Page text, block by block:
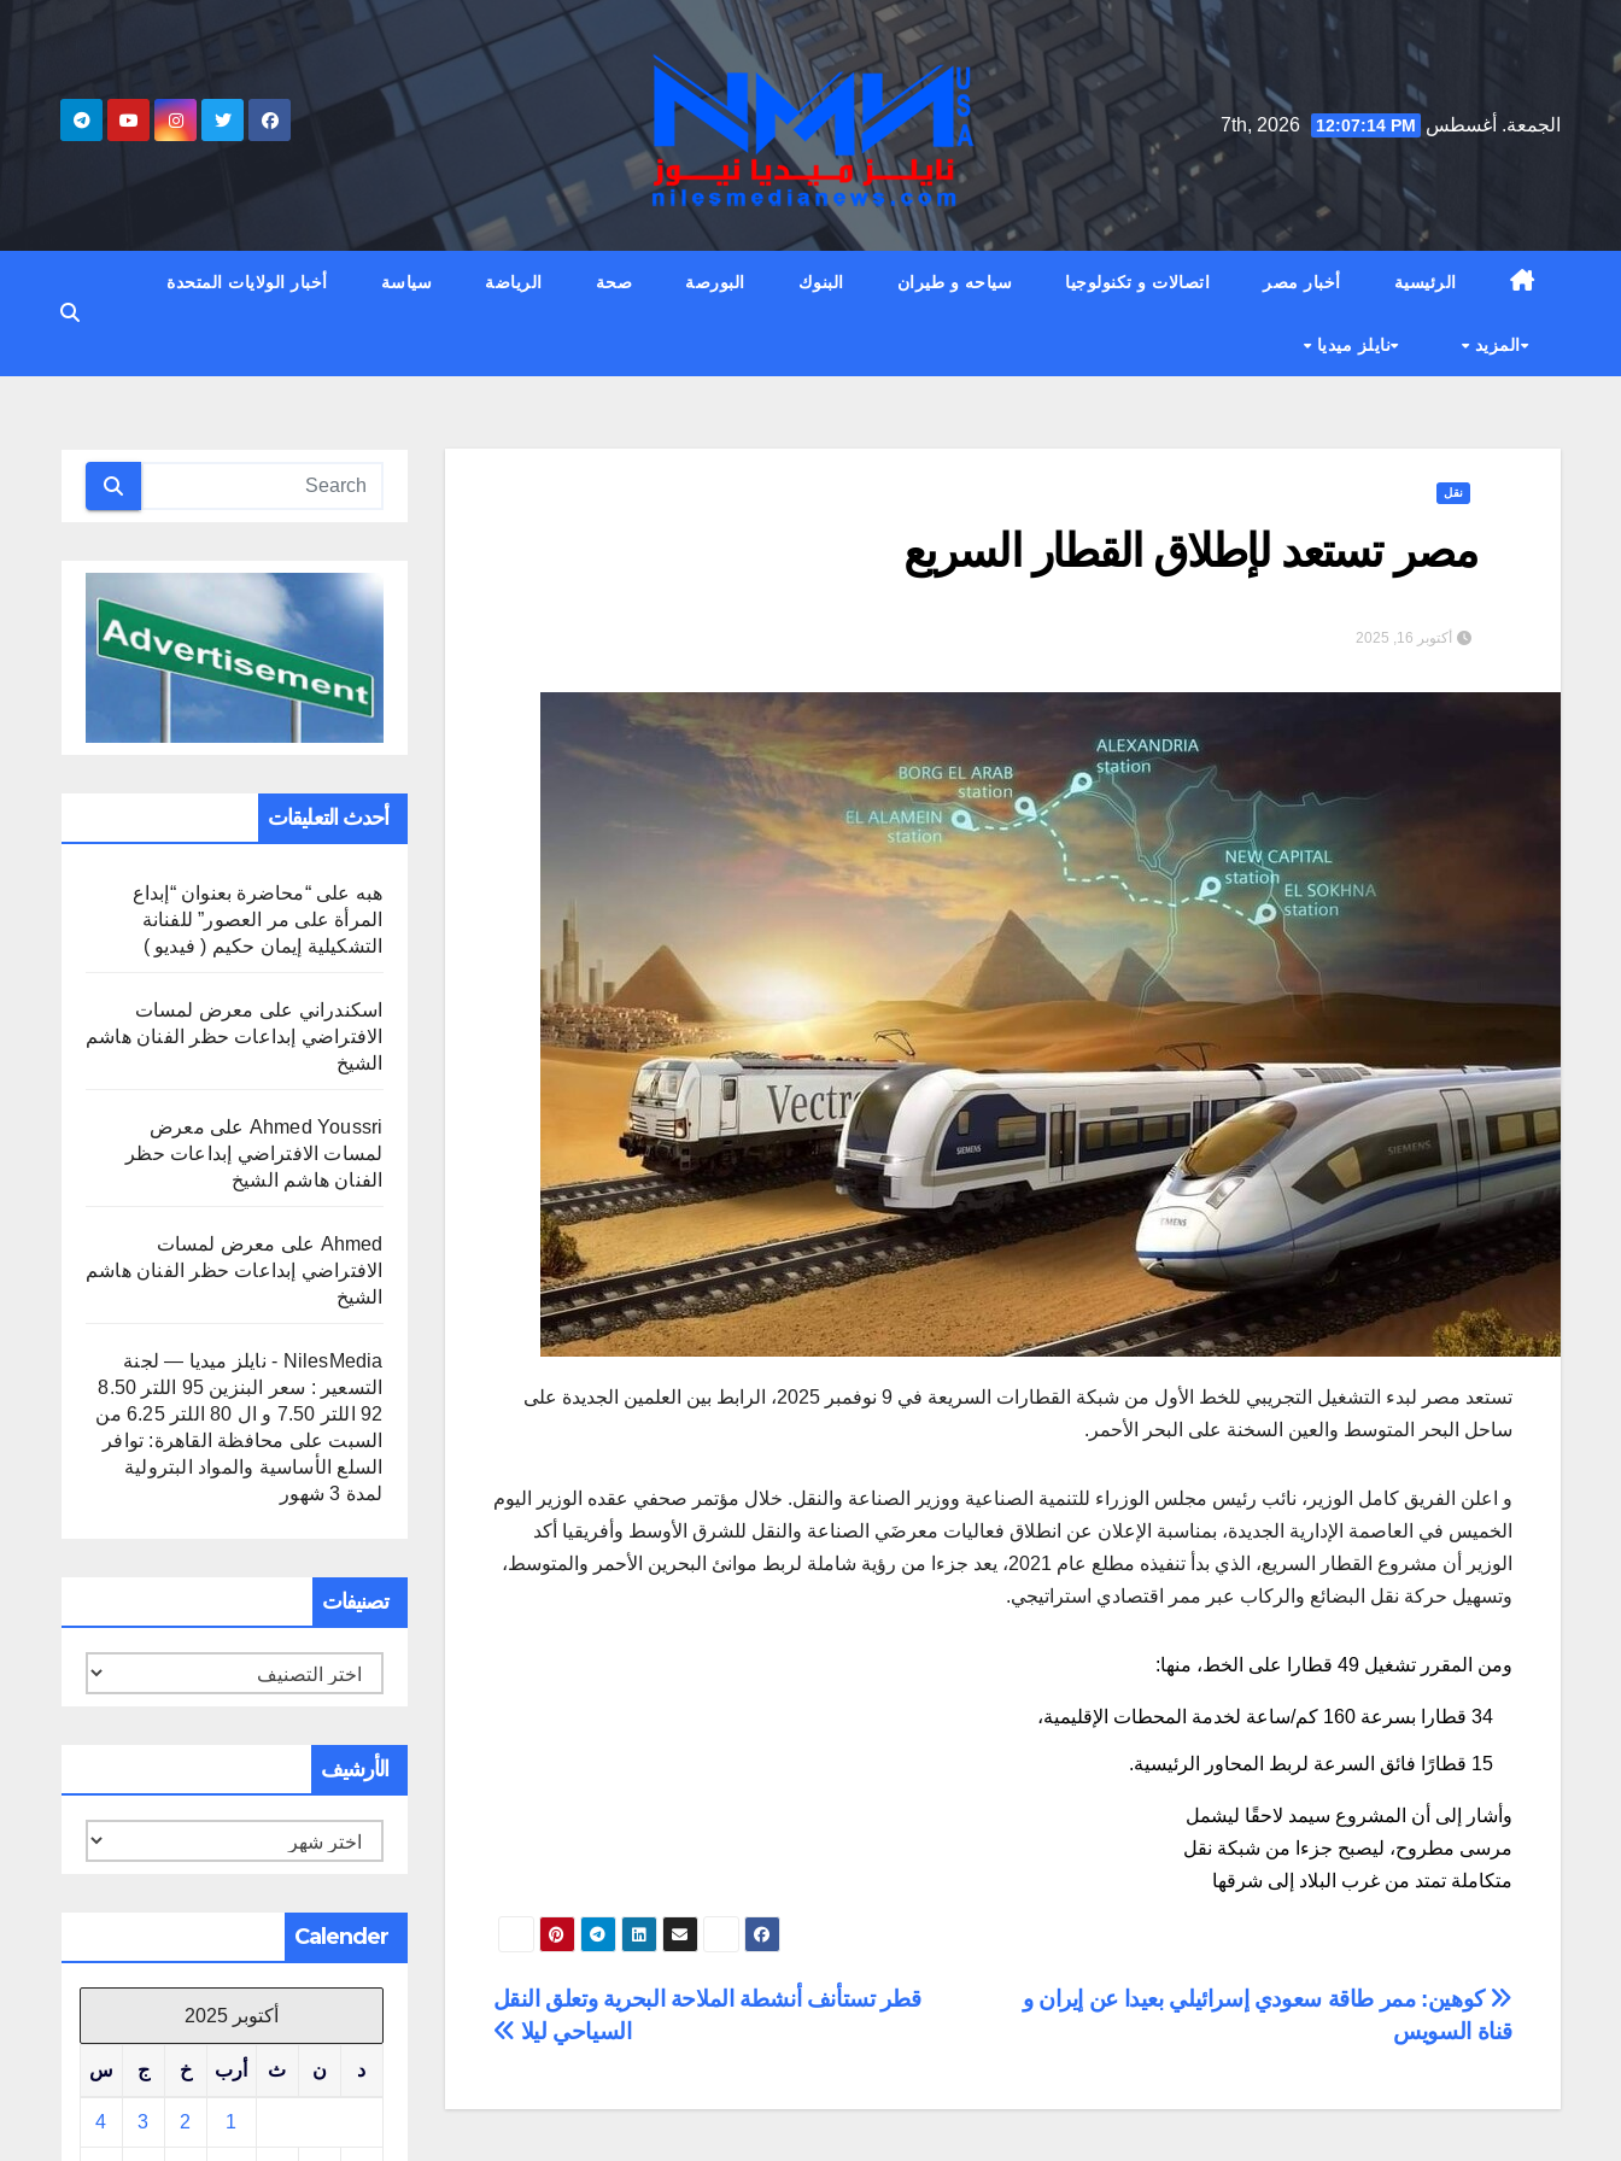
to
الجمعة. أغسطس 7th, 2026
12:07:15 PM
الرئيسية أخبار مصر اتصالات و تكنولوجيا سياحه و طيران البنوك البورصة صحة الرياضة سياسة أخبار الولايات المتحدة
المزيد نايلز ميديا
نقل
مصر تستعد لإطلاق القطار السريع
أكتوبر 16, 2025
تستعد مصر لبدء التشغيل التجريبي للخط الأول من شبكة القطارات السريعة في نوفمبر ، الرابط بين العلمين الجديدة على
ساحل البحر المتوسط والعين السخنة على البحر الأحمر .
و اعلن الفريق كامل الوزير، نائب رئيس مجلس الوزراء للتنمية الصناعية ووزير الصناعة والنقل. خلال مؤتمر صحفي عقده الوزير اليوم
الخميس في العاصمة الإدارية الجديدة، بمناسبة الإعلان عن انطلاق فعاليات معرضَي الصناعة والنقل للشرق الأوسط وأفريقيا أكد
الوزير أن مشروع القطار السريع، الذي بدأ تنفيذه مطلع عام 2021، يعد جزءا من رؤية شاملة لربط موانئ البحرين الأحمر والمتوسط،
وتسهيل حركة نقل البضائع والركاب عبر ممر اقتصادي استراتيجي.
ومن المقرر تشغيل 49 قطارا على الخط، منها:
34 قطارا بسرعة 160 كم/ساعة لخدمة المحطات الإقليمية،
15 قطارًا فائق السرعة لربط المحاور الرئيسية.
وأشار إلى أن المشروع سيمد لاحقًا ليشمل
مرسى مطروح، ليصبح جزءا من شبكة نقل
متكاملة تمتد من غرب البلاد إلى شرقها
تصفّح
المقالات
قطر تستأنف أنشطة الملاحة البحرية وتعلق النقل
السياحي ليلا
كوهين: ممر طاقة سعودي إسرائيلي بعيدا عن إيران و
قناة السويس
أحدث التعليقات
هبه على“محاضرة بعنوان “إبداع
المرأة على مر العصور” للفنانة
التشكيلية إيمان حكيم ( فيديو )
اسكندراني على معرض لمسات
الافتراضي إبداعات حظر الفنان هاشم
الشيخ
Ahmed Youssri على معرض
لمسات الافتراضي إبداعات حظر
الفنان هاشم الشيخ
Ahmed على معرض لمسات
الافتراضي إبداعات حظر الفنان هاشم
الشيخ
NilesMedia - نايلز ميديا — لجنة
التسعير : سعر البنزين 95 اللتر 8.50
92 اللتر 7.50 و ال 80 اللتر 6.25 من
السبت على محافظة القاهرة: توافر
السلع الأساسية والمواد البترولية
لمدة 3 شهور
تصنيفات
تصنيفات
الأرشيف
الأرشيف
Calender
أكتوبر 2025
د ن ث أرب خ ج س
1
2
3
4